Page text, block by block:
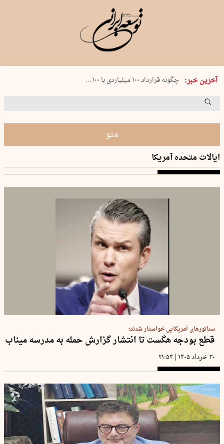
آخرین خبر:
شنبه 17 مرداد 1405 شماره 2244
چگونه قرارداد ۱۰۰ میلیاردی با ۱۰۰…
منو
ایالات متحده آمریکا
سناتور‌های آمریکایی خواستار شدند؛
قطع بودجه هگست تا انتشار گزارش حمله به مدرسه میناب
۳۰ خرداد ۱۴۰۵ | ۲۱:۵۴